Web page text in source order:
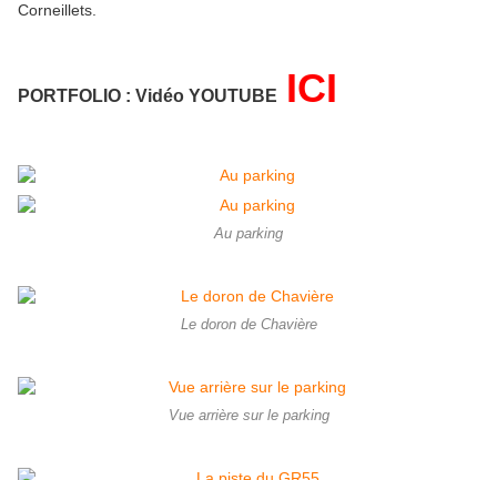
Corneillets.
PORTFOLIO : Vidéo YOUTUBE ICI
Au parking
Le doron de Chavière
Vue arrière sur le parking